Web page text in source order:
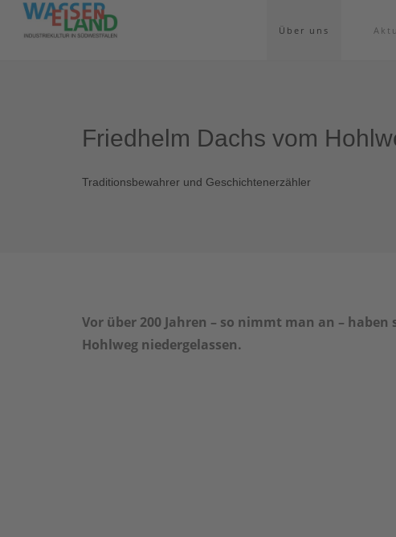
Über uns
Friedhelm Dachs vom
Traditionsbewahrer und Geschichtenerzähler
Vor über 200 Jahren – so nimmt man an –
Hohlweg niedergelassen.